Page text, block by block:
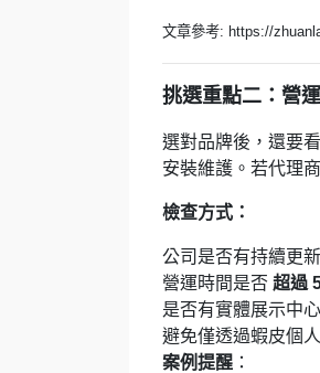
文章參考: https://
挑選重點二：營
選對品牌後，還要
安裝維護。若代理
檢查方式：
公司是否有持續更
營運時間是否 超過
是否有實體展示中
避免僅透過蝦皮個
案例提醒 ：